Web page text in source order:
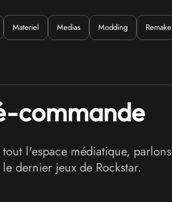
Materiel Medias Modding Remake
commande
l'espace médiatique,
dernier jeux de Rockstar.